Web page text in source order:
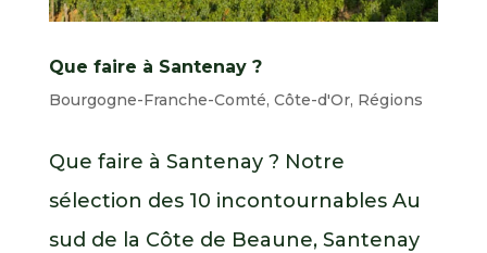
Que faire à Santenay ?
Bourgogne-Franche-Comté, Côte-d'Or, Régions
Que faire à Santenay ? Notre
sélection des 10 incontournables Au
sud de la Côte de Beaune, Santenay